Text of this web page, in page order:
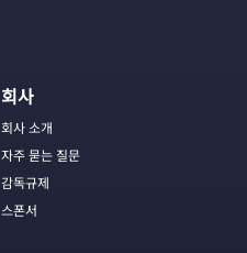
회사
회사 소개
자주 묻는 질문
감독규제
스폰서